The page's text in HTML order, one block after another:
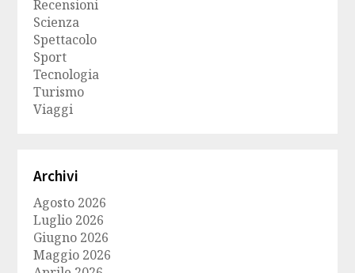
Recensioni
Scienza
Spettacolo
Sport
Tecnologia
Turismo
Viaggi
Archivi
Agosto 2026
Luglio 2026
Giugno 2026
Maggio 2026